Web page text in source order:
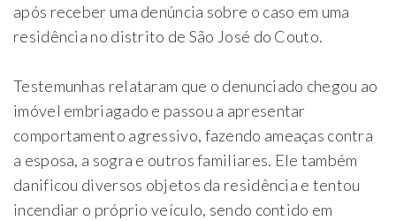
após receber uma denúncia sobre o caso em uma
residência no distrito de São José do Couto.
Testemunhas relataram que o denunciado chegou ao
imóvel embriagado e passou a apresentar
comportamento agressivo, fazendo ameaças contra
a esposa, a sogra e outros familiares. Ele também
danificou diversos objetos da residência e tentou
incendiar o próprio veículo, sendo contido em